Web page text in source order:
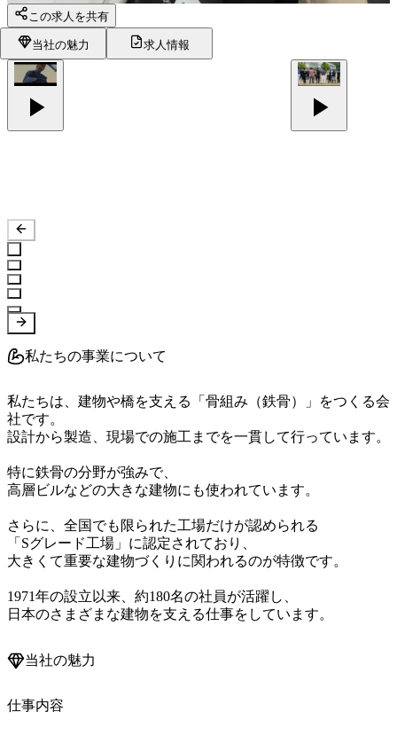
この求人を共有
当社の魅力 求人情報
私たちの事業について
私たちは、建物や橋を支える「骨組み（鉄骨）」をつくる会
社です。
設計から製造、現場での施工までを一貫して行っています。
特に鉄骨の分野が強みで、
高層ビルなどの大きな建物にも使われています。
さらに、全国でも限られた工場だけが認められる
「Sグレード工場」に認定されており、
大きくて重要な建物づくりに関われるのが特徴です。
1971年の設立以来、約180名の社員が活躍し、
当社の魅力
仕事内容